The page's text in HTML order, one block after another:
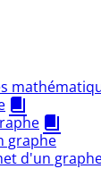
graphe
d'un